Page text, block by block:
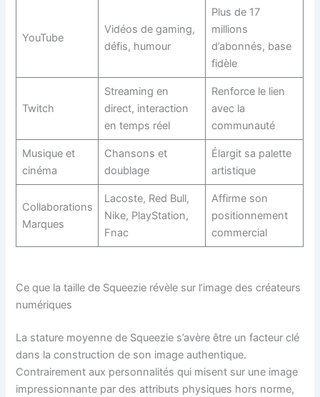
YouTube
Vidéos de gaming,
défis, humour
Plus de 17
millions
d’abonnés, base
fidèle
Twitch
Streaming en
direct, interaction
en temps réel
Renforce le lien
avec la
communauté
Musique et
cinéma
Chansons et
doublage
Élargit sa palette
artistique
Collaborations
Marques
Lacoste, Red Bull,
Nike, PlayStation,
Fnac
Affirme son
positionnement
commercial
Ce que la taille de Squeezie révèle sur l’image des créateurs
numériques
La stature moyenne de Squeezie s’avère être un facteur clé
dans la construction de son image authentique.
Contrairement aux personnalités qui misent sur une image
impressionnante par des attributs physiques hors norme,